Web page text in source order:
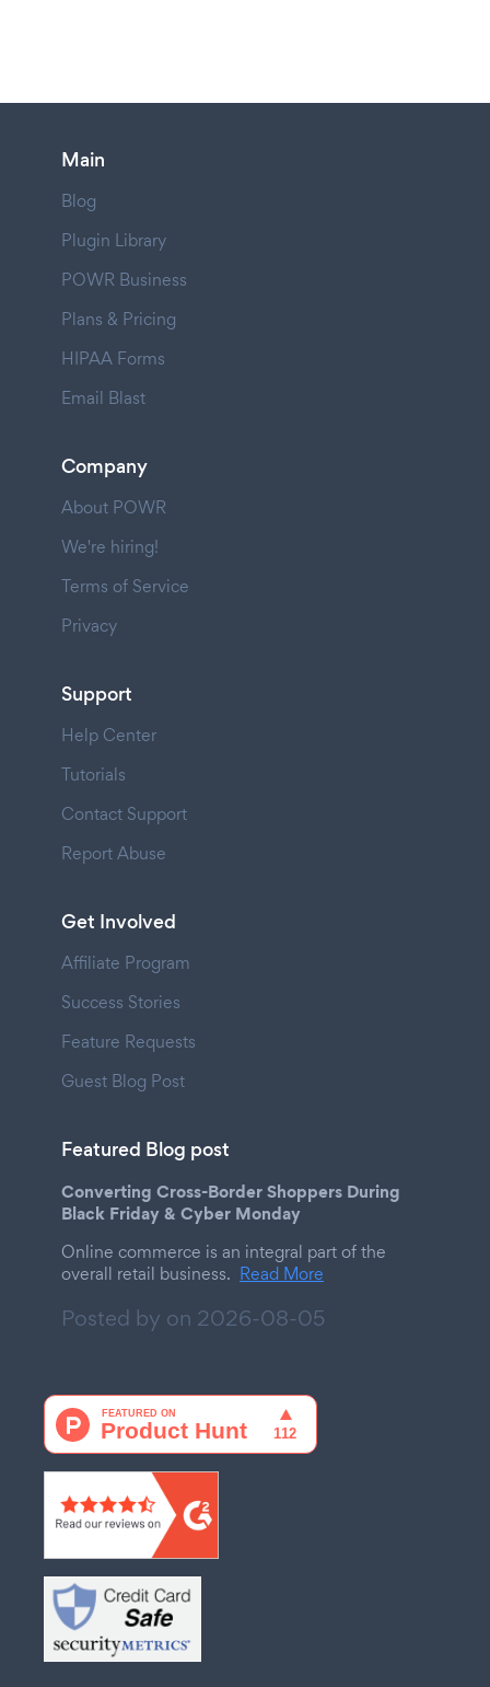
Main
Blog
Plugin Library
POWR Business
Plans & Pricing
HIPAA Forms
Email Blast
Company
About POWR
We're hiring!
Terms of Service
Privacy
Support
Help Center
Tutorials
Contact Support
Report Abuse
Get Involved
Affiliate Program
Success Stories
Feature Requests
Guest Blog Post
Featured Blog post
Converting Cross-Border Shoppers During
Black Friday & Cyber Monday
Online commerce is an integral part of the
overall retail business. Read More
Posted by on 2026-08-05